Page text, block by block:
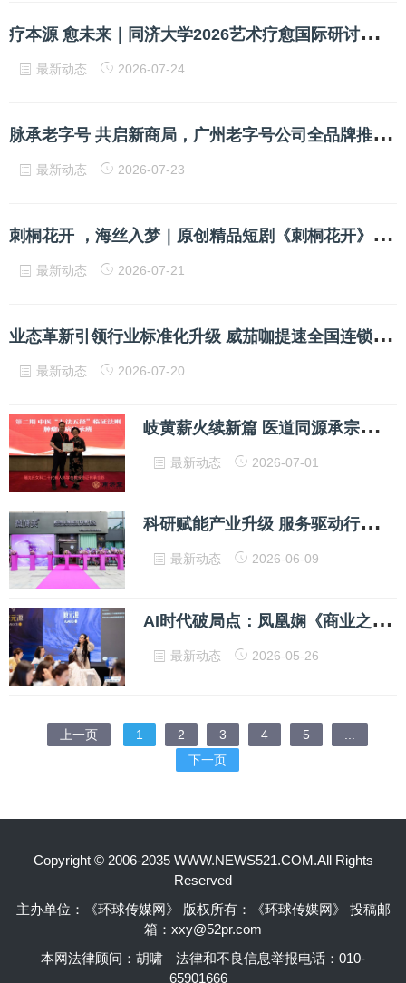
疗
本源 愈未来｜同济大学2026艺术疗愈国际研讨会在沪圆满举办
最新动态 2026-07-24
脉
承老字号 共启新商局，广州老字号公司全品牌推介暨合作伙伴大会释放新商机
最新动态 2026-07-23
刺
桐花开 ，海丝入梦｜原创精品短剧《刺桐花开》 正式开机！
最新动态 2026-07-21
业
态革新引领行业标准化升级 威茄咖提速全国连锁布局 赋能高端休闲产业高质量发展
最新动态 2026-07-20
岐
黄薪火续新篇 医道同源承宗师 陈钧淇医师拜入国医大师张大宁门下
最新动态 2026-07-01
科
研赋能产业升级 服务驱动行业转型 生物医美新业态落地杭州西溪谷
最新动态 2026-06-09
A
I时代破局点：凤凰娴《商业之旅》，解锁你的底层创造力
最新动态 2026-05-26
上一页 1 2 3 4 5
下一页
Copyright © 2006-2035 WWW.NEWS521.COM.All Rights
Reserved
主办单位：《环球传媒网》 版权所有：《环球传媒网》 投稿邮
箱：xxy@52pr.com
本网法律顾问：胡啸
法律和不良信息举报电话：010-
65901666